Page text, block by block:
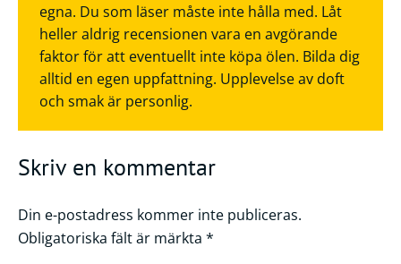
egna. Du som läser måste inte hålla med. Låt
heller aldrig recensionen vara en avgörande
faktor för att eventuellt inte köpa ölen. Bilda dig
alltid en egen uppfattning. Upplevelse av doft
och smak är personlig.
Skriv en kommentar
Din e-postadress kommer inte publiceras.
Obligatoriska fält är märkta *